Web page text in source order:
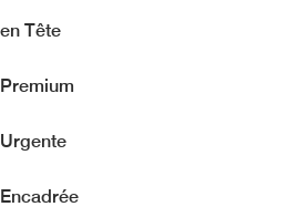
Tête